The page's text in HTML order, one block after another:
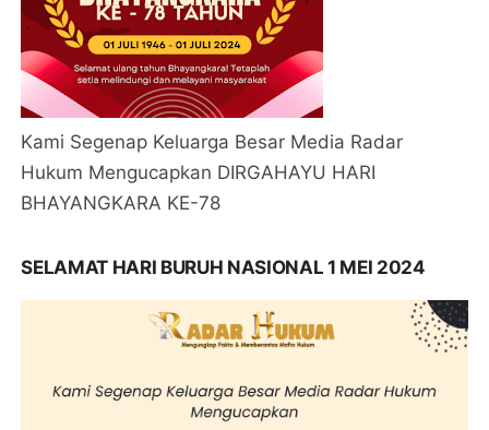
Kami Segenap Keluarga Besar Media Radar
Hukum Mengucapkan DIRGAHAYU HARI
BHAYANGKARA KE-78
SELAMAT HARI BURUH NASIONAL 1 MEI 2024